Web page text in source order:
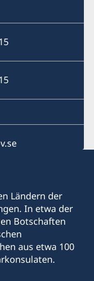
Ländern der
In etwa der
Botschaften
aus etwa 100